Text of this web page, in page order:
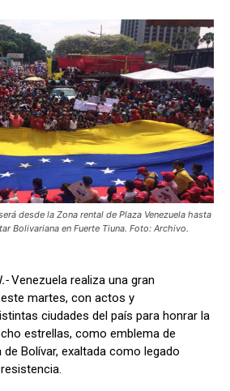
desde la Zona rental de Plaza Venezuela hasta
Bolivariana en Fuerte Tiuna. Foto: Archivo.
Venezuela realiza una gran
martes, con actos y
ciudades del país para honrar la
estrellas, como emblema de
Bolívar, exaltada como legado